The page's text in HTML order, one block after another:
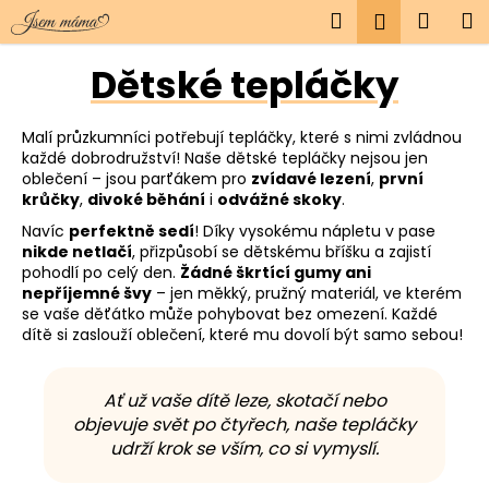
Přejít
na
obsah
Hledat
Dětské tepláčky
Malí průzkumníci potřebují tepláčky, které s nimi zvládnou
každé dobrodružství! Naše dětské tepláčky nejsou jen
oblečení – jsou parťákem pro zvídavé lezení, první
krůčky, divoké běhání i odvážné skoky.
Navíc perfektně sedí! Díky vysokému nápletu v pase
nikde netlačí, přizpůsobí se dětskému bříšku a zajistí
pohodlí po celý den. Žádné škrtící gumy ani
nepříjemné švy – jen měkký, pružný materiál, ve kterém
se vaše děťátko může pohybovat bez omezení. Každé
dítě si zaslouží oblečení, které mu dovolí být samo sebou!
Ať už vaše dítě leze, skotačí nebo
objevuje svět po čtyřech, naše tepláčky
udrží krok se vším, co si vymyslí.
o
o
p
o
t
ř
e
b
u